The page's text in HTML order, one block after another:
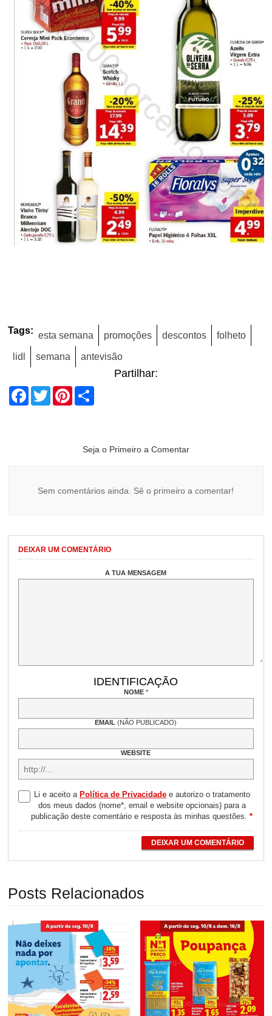
Tags: esta semana promoções descontos folheto
lidl semana antevisão
Partilhar:
Facebook
TwitterPinterest
Seja o Primeiro a Comentar
Sem comentários ainda. Sê o primeiro a comentar!
DEIXAR UM COMENTÁRIO
A TUA MENSAGEM
IDENTIFICAÇÃO
NOME *
EMAIL(NÃO PUBLICADO)
WEBSITE
Li e aceito a Política de Privacidadee autorizo o tratamento
dos meus dados (nome*, email e website opcionais) para a
publicação deste comentário e resposta às minhas questões.*
DEIXAR UM COMENTÁRIO
Posts Relacionados